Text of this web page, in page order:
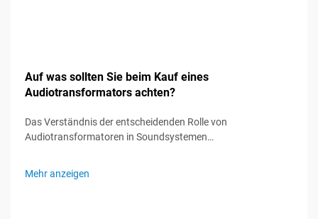
Auf was sollten Sie beim Kauf eines
Audiotransformators achten?
Das Verständnis der entscheidenden Rolle von
Audiotransformatoren in Soundsystemen
Erhaltung der Signalintegrität und der optimalen
Mehr anzeigen